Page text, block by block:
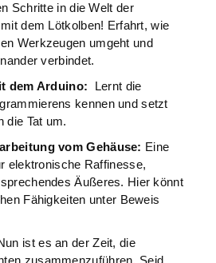
Schritte in die Welt der
dem Lötkolben! Erfahrt, wie
Werkzeugen umgeht und
verbindet.
dem Arduino: Lernt die
kennen und setzt
die Tat um.
vom Gehäuse: Eine
elektronische Raffinesse,
Äußeres. Hier könnt
Fähigkeiten unter Beweis
ist es an der Zeit, die
zusammenzuführen. Seid